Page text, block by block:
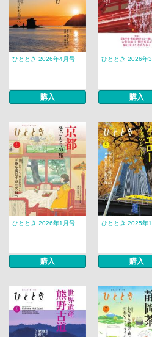
ひととき 2026年4月号
購入
ひととき 2026年
購入
ひととき 2026年1月号
購入
ひととき 2025年
購入